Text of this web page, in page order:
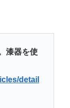
漆器を使
detail